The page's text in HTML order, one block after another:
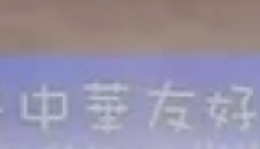
稻福舞子（MAIKO）是活跃在冲绳的音乐人兼广
出中以充满活力的演奏和灿烂的笑容吸引观众的目
光，在冲绳RBCi广播《具志坚商店》中又以轻快
谈吐为听众带来欢笑与温暖。...